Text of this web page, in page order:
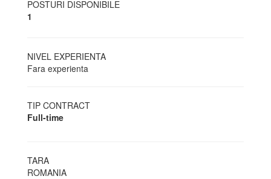
POSTURI DISPONIBILE
1
NIVEL EXPERIENTA
Fara experienta
TIP CONTRACT
Full-time
TARA
ROMANIA